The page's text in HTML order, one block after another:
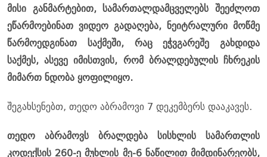
მისი განმარტებით, სამართალდამცველებს შეეძლოთ
ეწარმოებინათ ვიდეო გადაღება, ნეიტრალური მოწმე
წარმოედგინათ საქმეში, რაც ეჭვგარეშე გახდიდა
საქმეს, ასევე იმისთვის, რომ ბრალდებულის ჩხრეკის
მიმართ ნდობა ყოფილიყო.
შეგახსენებთ, თედო აბრამოვი 7 დეკემბერს დააკავეს.
თედო აბრამოვს ბრალდება სისხლის სამართლის
კოდექსის 260-ე მუხლის მე-6 ნაწილით მიმდინარეობს,